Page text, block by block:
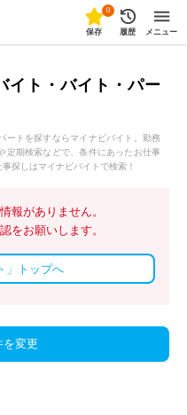
0
保存 履歴 メニュー
イト・バイト・パー
ートを探すならマイナビバイト。勤務
定期検索などで、条件にあったお仕事
探しはマイナビバイトで検索！
報がありません。
をお願いします。
」トップへ
を変更